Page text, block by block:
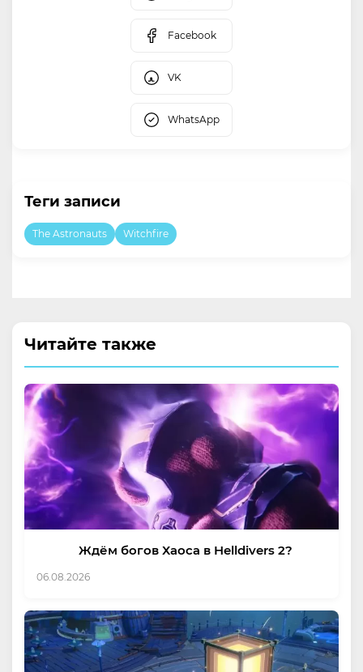
Facebook
VK
WhatsApp
Теги записи
The Astronauts Witchfire
Читайте также
Ждём богов Хаоса в Helldivers 2?
06.08.2026